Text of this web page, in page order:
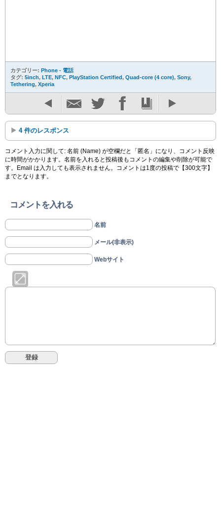
カテゴリー: Phone - 電話
タグ: 5inch, LTE, NFC, PlayStation Certified, Quad-core (4 core), Sony,
Tethering, Xperia
4 件のレスポンス
コメント入力に関して: 名前 (Name) が空欄だと「匿名」になり、コメント反映
に時間がかかります。名前を入れると投稿後もコメントの編集や削除が可能で
す。Email は入力しても表示されません。コメントは1度の投稿で【300文字】
までとなります。
コメントを入れる
名前
メール(非表示)
Webサイト